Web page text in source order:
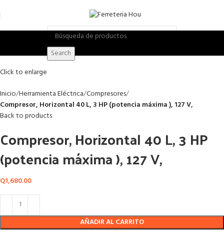
Search
Click to enlarge
Inicio Herramienta Eléctrica Compresores
Compresor, Horizontal 40 L, 3 HP (potencia máxima ), 127 V,
Back to products
Compresor, Horizontal 40 L, 3 HP
(potencia máxima ), 127 V,
Q1,680.00
AÑADIR AL CARRITO